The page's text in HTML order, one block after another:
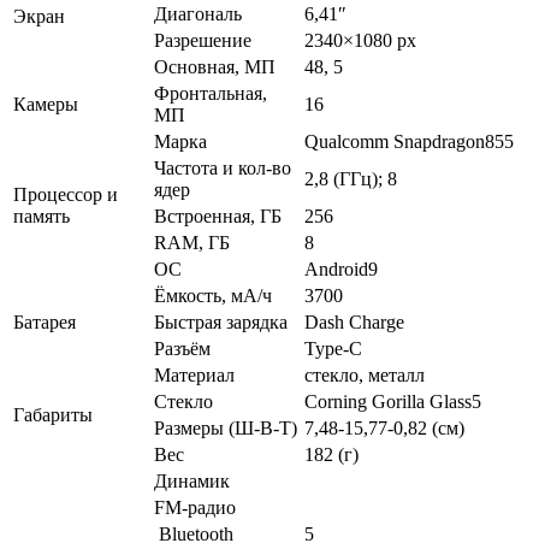
Экран
Диагональ
6,41″
Разрешение
2340×1080 px
Основная, МП
48, 5
Камеры
Фронтальная,
МП
16
Процессор и
память
Марка
Qualcomm Snapdragon855
Частота и кол-во
ядер
2,8 (ГГц); 8
Встроенная, ГБ
256
RAM, ГБ
8
ОС
Android9
Батарея
Ёмкость, мА/ч
3700
Быстрая зарядка
Dash Charge
Разъём
Type-C
Габариты
Материал
стекло, металл
Стекло
Corning Gorilla Glass5
Размеры (Ш-В-Т) 7,48-15,77-0,82 (см)
Вес
182 (г)
Динамик
FM-радио
Bluetooth
5